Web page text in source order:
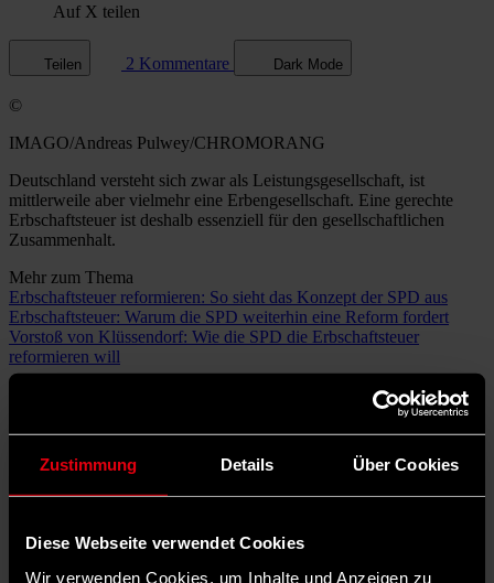
Zustimmung Details Über Cookies
Diese Webseite verwendet Cookies
Wir verwenden Cookies, um Inhalte und Anzeigen zu
Auf X teilen
Teilen 2 Kommentare Dark Mode
©
IMAGO/Andreas Pulwey/CHROMORANG
Deutschland versteht sich zwar als Leistungsgesellschaft, ist
mittlerweile aber vielmehr eine Erbengesellschaft. Eine gerechte
Erbschaftsteuer ist deshalb essenziell für den gesellschaftlichen
Zusammenhalt.
Mehr zum Thema
Erbschaftsteuer reformieren: So sieht das Konzept der SPD aus
Erbschaftsteuer: Warum die SPD weiterhin eine Reform fordert
Vorstoß von Klüssendorf: Wie die SPD die Erbschaftsteuer
reformieren will
Vermögen in Deutschland gerechter verteilenund
dafür die Erbschaftssteuer reformieren. Nach derzeitiger Regelung
werden insbesondere hohe Betriebsvermögen begünstigt. Wie sich
dargelegt, das sie am
Dienstag vorgestellt hat.
der SPD vor